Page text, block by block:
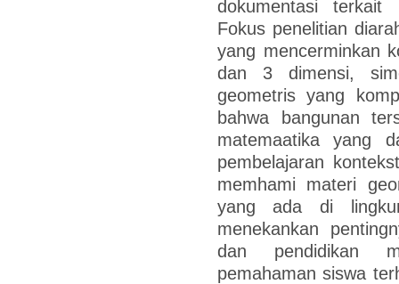
dokumentasi terkait
Fokus penelitian
yang mencerminkan
dan 3 dimensi,
geometris yang
bahwa bangunan
matemaatika yang
pembelajaran
memhami materi
yang ada di
menekankan
dan pendidikan
pemahaman siswa